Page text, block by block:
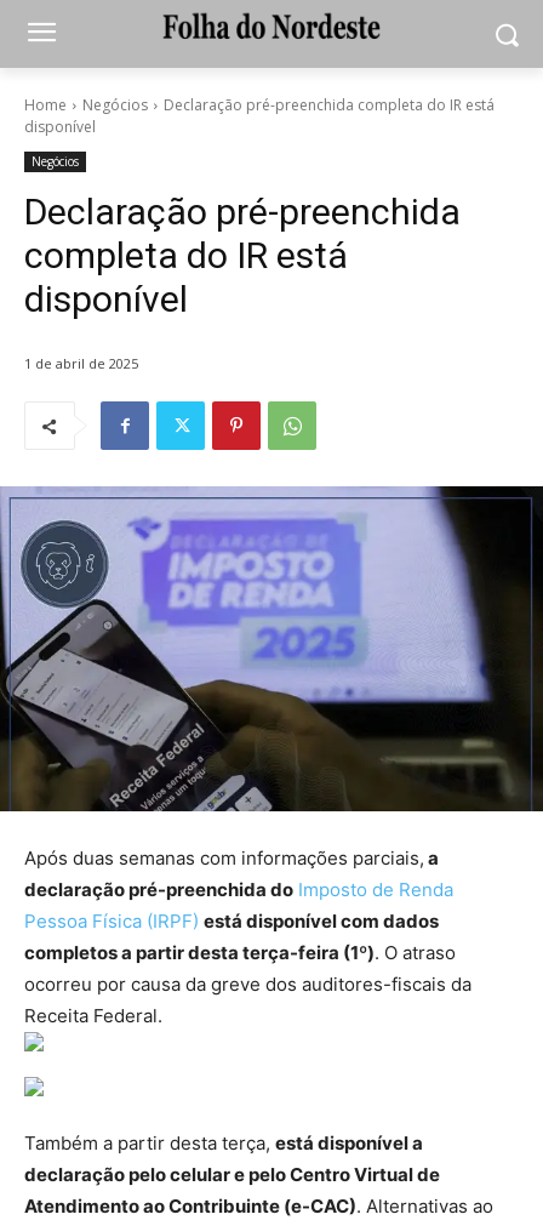
Home Negócios
Declaração pré-preenchida completa do IR está
disponível
Negócios
Declaração pré-preenchida
completa do IR está
disponível
1 de abril de 2025
Após duas semanas com informações parciais, a
declaração pré-preenchida do Imposto de Renda
Pessoa Física (IRPF) está disponível com dados
completos a partir desta terça-feira (1º). O atraso
ocorreu por causa da greve dos auditores-fiscais da
Receita Federal.
Também a partir desta terça, está disponível a
declaração pelo celular e pelo Centro Virtual de
Atendimento ao Contribuinte (e-CAC). Alternativas ao